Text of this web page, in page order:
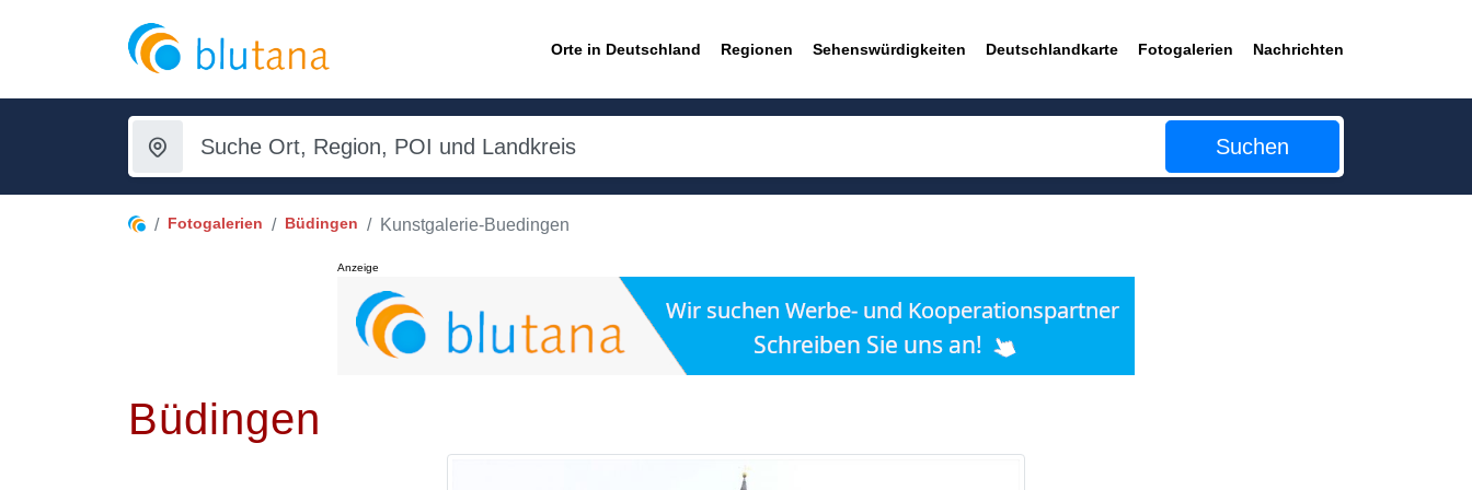
Orte in Deutschland Regionen Sehenswürdigkeiten Deutschlandkarte Fotogalerien Nachrichten
Suchen
Fotogalerien Büdingen Kunstgalerie-Buedingen
Anzeige
Büdingen